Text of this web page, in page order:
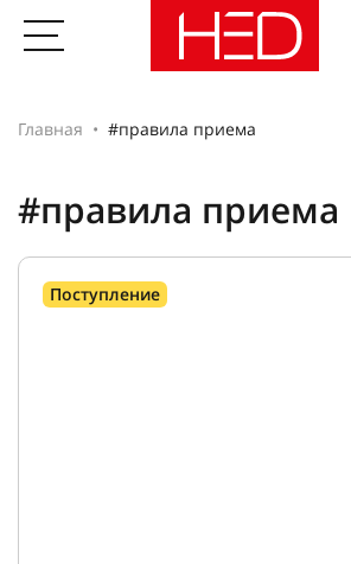
Главная #правила приема
#правила приема
Поступление